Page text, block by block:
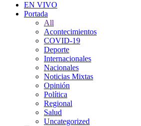
EN VIVO
Portada
All
Acontecimientos
COVID-19
Deporte
Internacionales
Nacionales
Noticias Mixtas
Opinión
Política
Regional
Salud
Uncategorized